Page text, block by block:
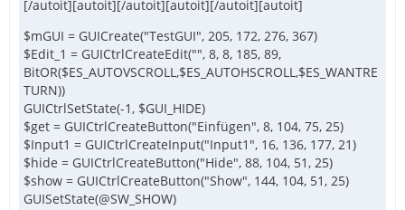
[/autoit][autoit][/autoit][autoit][/autoit][autoit]
$mGUI = GUICreate("TestGUI", 205, 172, 276, 367)
$Edit_1 = GUICtrlCreateEdit("", 8, 8, 185, 89,
BitOR($ES_AUTOVSCROLL,$ES_AUTOHSCROLL,$ES_WANTRE
TURN))
GUICtrlSetState(-1, $GUI_HIDE)
$get = GUICtrlCreateButton("Einfügen", 8, 104, 75, 25)
$Input1 = GUICtrlCreateInput("Input1", 16, 136, 177, 21)
$hide = GUICtrlCreateButton("Hide", 88, 104, 51, 25)
$show = GUICtrlCreateButton("Show", 144, 104, 51, 25)
GUISetState(@SW_SHOW)